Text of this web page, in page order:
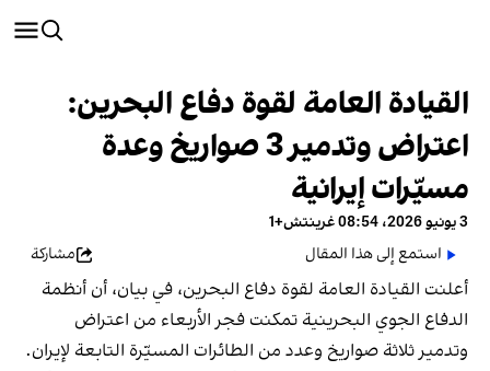
القيادة العامة لقوة دفاع البحرين:
اعتراض وتدمير 3 صواريخ وعدة
مسيّرات إيرانية
3 يونيو 2026، 08:54 غرينتش+1
استمع إلى هذا المقال
مشاركة
أعلنت القيادة العامة لقوة دفاع البحرين، في بيان، أن أنظمة
الدفاع الجوي البحرينية تمكنت فجر الأربعاء من اعتراض
وتدمير ثلاثة صواريخ وعدد من الطائرات المسيّرة التابعة لإيران.